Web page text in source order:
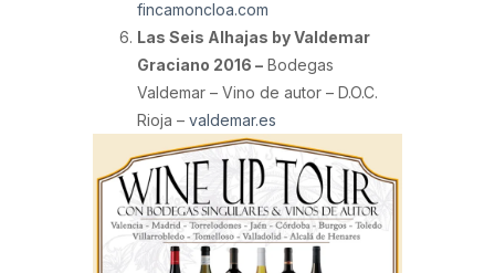
fincamoncloa.com
Las Seis Alhajas by Valdemar
Graciano 2016 – Bodegas
Valdemar – Vino de autor – D.O.C.
Rioja – valdemar.es